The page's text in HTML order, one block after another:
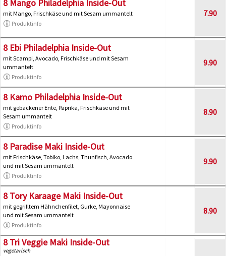
8 Mango Philadelphia Inside-Out
mit Mango, Frischkäse und mit Sesam ummantelt
Produktinfo
7.90
8 Ebi Philadelphia Inside-Out
mit Scampi, Avocado, Frischkäse und mit Sesam
ummantelt
Produktinfo
9.90
8 Kamo Philadelphia Inside-Out
mit gebackener Ente, Paprika, Frischkäse und mit
Sesam ummantelt
Produktinfo
8.90
8 Paradise Maki Inside-Out
mit Frischkäse, Tobiko, Lachs, Thunfisch, Avocado
und mit Sesam ummantelt
Produktinfo
9.90
8 Tory Karaage Maki Inside-Out
mit gegrilltem Hähnchenfilet, Gurke, Mayonnaise
und mit Sesam ummantelt
Produktinfo
8.90
8 Tri Veggie Maki Inside-Out
vegetarisch